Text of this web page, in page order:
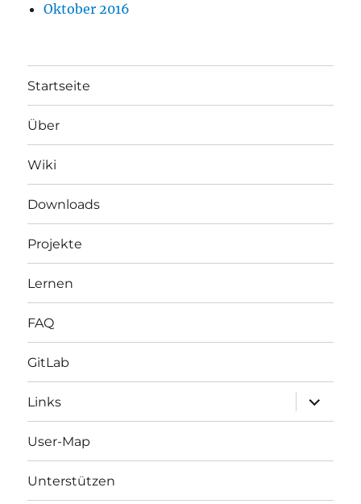
Oktober 2016
Startseite
Über
Wiki
Downloads
Projekte
Lernen
FAQ
GitLab
Links
öffnen
User-Map
Unterstützen